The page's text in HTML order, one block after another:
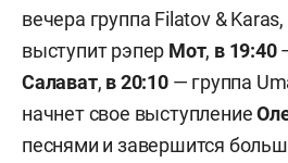
вечера группа Filatov &
выступит рэпер Мот, в 19:40
Салават, в 20:10— группа
начнет свое выступление
песнями и завершится